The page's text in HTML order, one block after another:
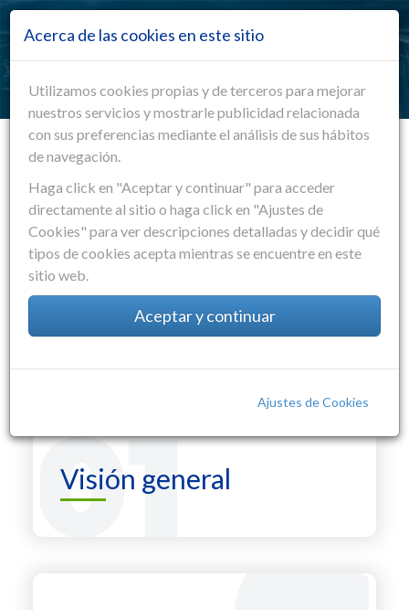
Acerca de las cookies en este sitio
Utilizamos cookies propias y de terceros para mejorar
nuestros servicios y mostrarle publicidad relacionada
con sus preferencias mediante el análisis de sus hábitos
de navegación.
Haga click en "Aceptar y continuar" para acceder
directamente al sitio o haga click en "Ajustes de
Cookies" para ver descripciones detalladas y decidir qué
tipos de cookies acepta mientras se encuentre en este
sitio web.
Aceptar y continuar
Ajustes de Cookies
Pasar al contenido principal
navigation
Visión general